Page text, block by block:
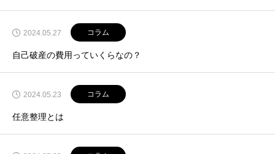
2024.05.27 コラム
自己破産の費用っていくらなの？
2024.05.23 コラム
任意整理とは